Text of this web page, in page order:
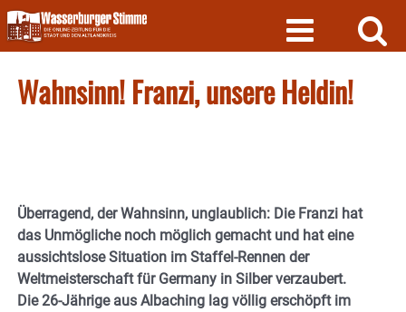
Skip
to
content
Wahnsinn! Franzi, unsere Heldin!
Überragend, der Wahnsinn, unglaublich: Die Franzi hat
das Unmögliche noch möglich gemacht und hat eine
aussichtslose Situation im Staffel-Rennen der
Weltmeisterschaft für Germany in Silber verzaubert.
Die 26-Jährige aus Albaching lag völlig erschöpft im